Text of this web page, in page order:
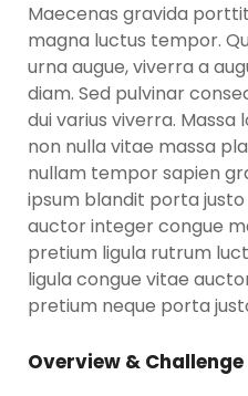
Maecenas gravida
magna luctus tempor.
urna augue, viverra a
diam. Sed pulvinar
dui varius viverra. Massa
non nulla vitae massa
nullam tempor sapien
ipsum blandit porta
auctor integer congue
pretium ligula rutrum
ligula congue vitae
pretium neque porta
Overview & Challenge